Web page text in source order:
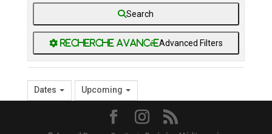
Search
Advanced Filters
Dates Upcoming